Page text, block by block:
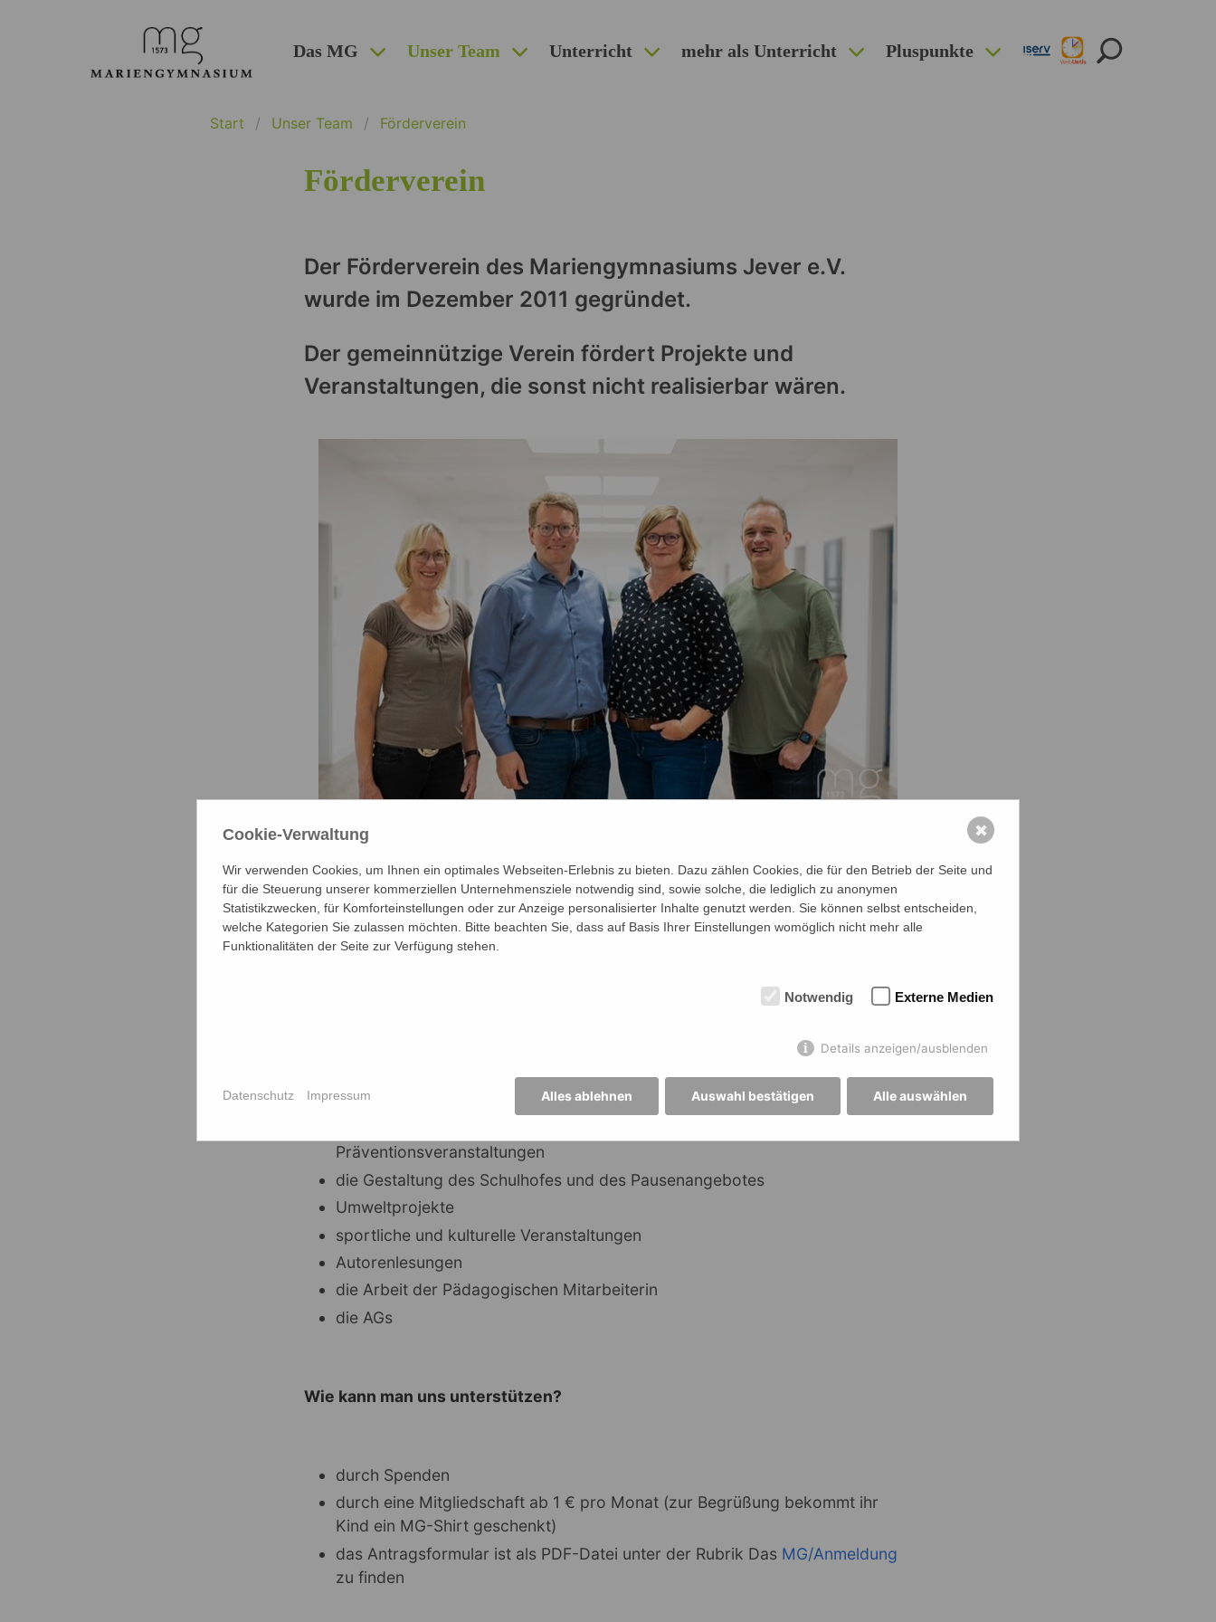
Das MG Unser Team Unterricht mehr als Unterricht Pluspunkte
Start Unser Team Förderverein
Förderverein
Der Förderverein des Mariengymnasiums Jever e.V.
wurde im Dezember 2011 gegründet.
Der gemeinnützige Verein fördert Projekte und
Veranstaltun­­­gen, die sonst nicht realisierbar wären.
Britta Wellhausen (2. Vorsitzende, Ganztagsleitung), Berthold Diekjakobs (Schriftführer), Alke
Conrady (Schatzmeisterin), Martin Schadewald (1. Vorsitzender)
Was bewegen wir?
Dank der Mitgliedsbeiträge und Spenden unterstützen wir mit größeren oder
die Ausstattung mit modernen Medien
Präventionsveranstaltungen
die Gestaltung des Schulhofes und des Pausenangebotes
Umweltprojekte
sportliche und kulturelle Veranstaltungen
Autorenlesungen
die Arbeit der Pädagogischen Mitarbeiterin
die AGs
Wie kann man uns unterstützen?
durch Spenden
durch eine Mitgliedschaft ab 1 € pro Monat (zur Begrüßung bekommt ihr
Kind ein MG-Shirt geschenkt)
das Antragsformular ist als PDF-Datei unter der Rubrik Das MG/Anmeldung
zu finden
Cookie-Verwaltung
Wir verwenden Cookies, um Ihnen ein optimales Webseiten-Erlebnis zu bieten. Dazu zählen Cookies, die für den Betrieb der Seite und
für die Steuerung unserer kommerziellen Unternehmensziele notwendig sind, sowie solche, die lediglich zu anonymen
Statistikzwecken, für Komforteinstellungen oder zur Anzeige personalisierter Inhalte genutzt werden. Sie können selbst entscheiden,
welche Kategorien Sie zulassen möchten. Bitte beachten Sie, dass auf Basis Ihrer Einstellungen womöglich nicht mehr alle
Funktionalitäten der Seite zur Verfügung stehen.
Notwendig Externe Medien
Details anzeigen/ausblenden
Alles ablehnen Auswahl bestätigen Alle auswählen
Datenschutz Impressum
✖